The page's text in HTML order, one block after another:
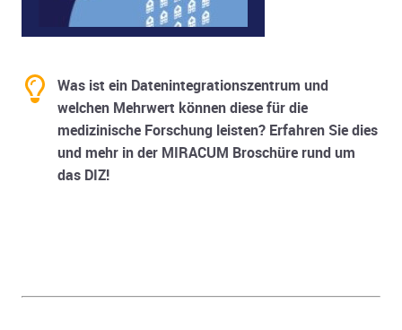
Was ist ein Datenintegrationszentrum und
welchen Mehrwert können diese für die
medizinische Forschung leisten? Erfahren Sie dies
und mehr in der MIRACUM Broschüre rund um
das DIZ!